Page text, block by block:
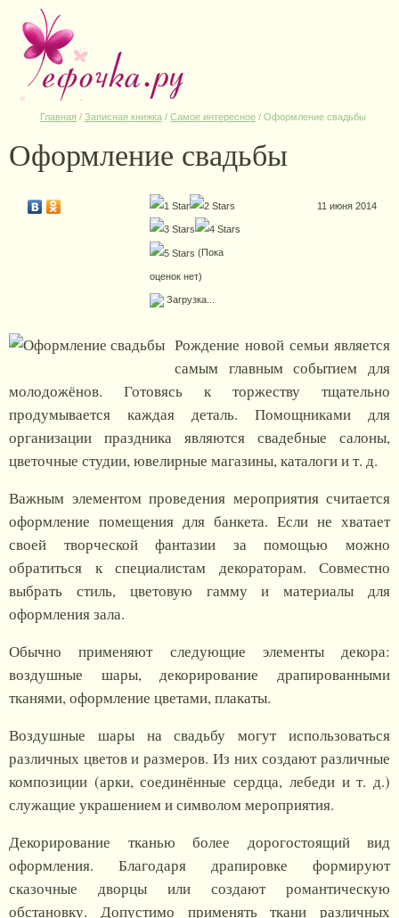
Главная / Записная книжка / Самое интересное / Оформление свадьбы
Оформление свадьбы
(Пока
оценок нет)
Загрузка...
11 июня 2014
Рождение новой семьи является
самым главным событием для
молодожёнов. Готовясь к торжеству тщательно
продумывается каждая деталь. Помощниками для
организации праздника являются свадебные салоны,
цветочные студии, ювелирные магазины, каталоги и т. д.
Важным элементом проведения мероприятия считается
оформление помещения для банкета. Если не хватает
своей творческой фантазии за помощью можно
обратиться к специалистам декораторам. Совместно
выбрать стиль, цветовую гамму и материалы для
оформления зала.
Обычно применяют следующие элементы декора:
воздушные шары, декорирование драпированными
тканями, оформление цветами, плакаты.
Воздушные шары на свадьбу могут использоваться
различных цветов и размеров. Из них создают различные
композиции (арки, соединённые сердца, лебеди и т. д.)
служащие украшением и символом мероприятия.
Декорирование тканью более дорогостоящий вид
оформления. Благодаря драпировке формируют
сказочные дворцы или создают романтическую
обстановку. Допустимо применять ткани различных